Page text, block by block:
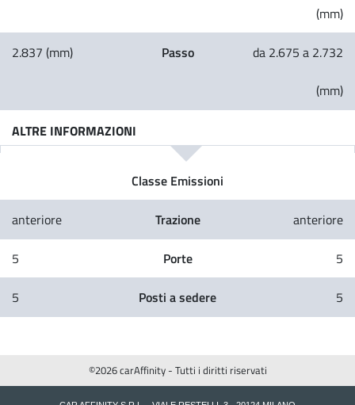
(mm)
2.837 (mm) Passo da 2.675 a 2.732
(mm)
ALTRE INFORMAZIONI
Classe Emissioni
anteriore Trazione anteriore
5 Porte 5
5 Posti a sedere 5
©2026 carAffinity - Tutti i diritti riservati